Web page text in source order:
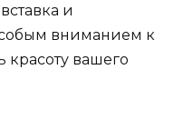
и
вниманием к
красоту вашего